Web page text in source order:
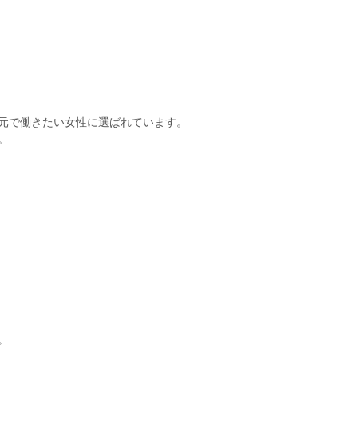
働きたい女性に選ばれています。